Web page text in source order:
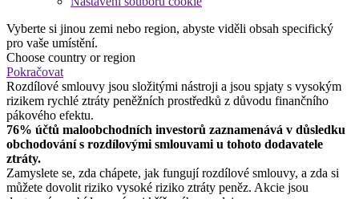
Vyberte si jinou zemi nebo region, abyste viděli obsah specifický
pro vaše umístění.
Choose country or region
Pokračovat
Rozdílové smlouvy jsou složitými nástroji a jsou spjaty s vysokým
rizikem rychlé ztráty peněžních prostředků z důvodu finančního
pákového efektu.
76% účtů maloobchodních investorů zaznamenává v důsledku
obchodování s rozdílovými smlouvami u tohoto dodavatele
ztráty.
Zamyslete se, zda chápete, jak fungují rozdílové smlouvy, a zda si
můžete dovolit riziko vysoké riziko ztráty peněz. Akcie jsou